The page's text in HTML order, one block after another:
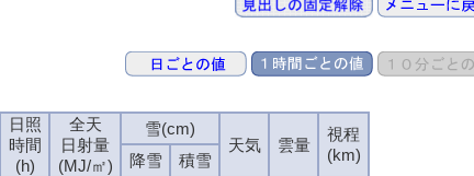
日照
時間
(h)
全天
日射量
(MJ/㎡)
雪(cm)
天気
雲量
視程
(km)
降雪
積雪
日照
時間
(h)
全天
日射量
(MJ/㎡)
雪(cm)
天気
雲量
視程
(km)
降雪
積雪
日照
時間
(h)
全天
日射量
(MJ/㎡)
雪(cm)
天気
雲量
視程
(km)
降雪
積雪
日照
時間
(h)
全天
日射量
(MJ/㎡)
雪(cm)
天気
雲量
視程
(km)
降雪
積雪